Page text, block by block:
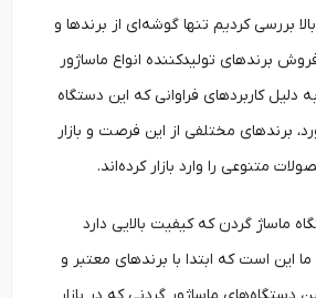
کردیم تنها گوشه‌ای از برندها و
تولیدکننده انواع ماساژور
کاربردهای فراوانی که این دستگاه
مختلفی از این فرصت و بازار
را وارد بازار کرده‌اند.
گردن که کیفیت بالایی دارد
است که ابتدا با برندهای معتبر و